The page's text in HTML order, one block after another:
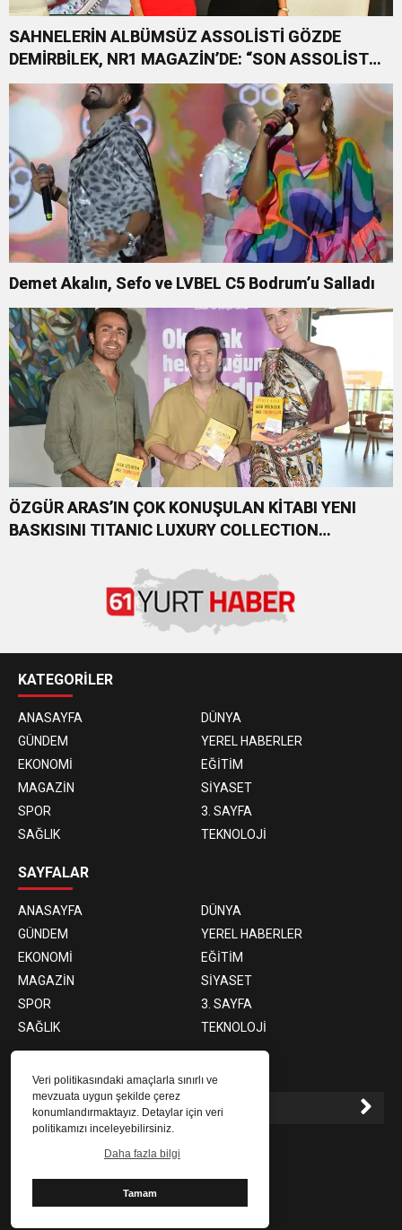
Veri politikasındaki amaçlarla sınırlı ve
mevzuata uygun şekilde çerez
konumlandırmaktayız. Detaylar için veri
politikamızı inceleyebilirsiniz.
Daha fazla bilgi
Tamam
SAHNELERİN ALBÜMSÜZ ASSOLİSTİ GÖZDE
DEMİRBİLEK, NR1 MAGAZİN’DE: “SON ASSOLİST
OLARAK VAR OLACAĞIM!”
Demet Akalın, Sefo ve LVBEL C5 Bodrum’u Salladı
ÖZGÜR ARAS’IN ÇOK KONUŞULAN KİTABI YENI
BASKISINI TITANIC LUXURY COLLECTION
KATEGORİLER
ANASAYFA
DÜNYA
GÜNDEM
YEREL HABERLER
EKONOMİ
EĞİTİM
MAGAZİN
SİYASET
SPOR
3. SAYFA
SAĞLIK
TEKNOLOJİ
SAYFALAR
ANASAYFA
DÜNYA
GÜNDEM
YEREL HABERLER
EKONOMİ
EĞİTİM
MAGAZİN
SİYASET
SPOR
3. SAYFA
SAĞLIK
TEKNOLOJİ